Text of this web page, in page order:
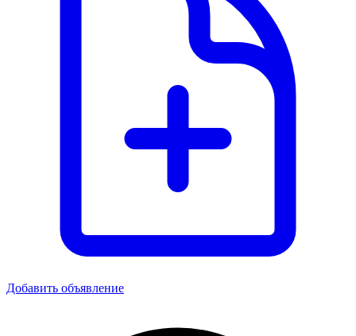
Добавить объявление